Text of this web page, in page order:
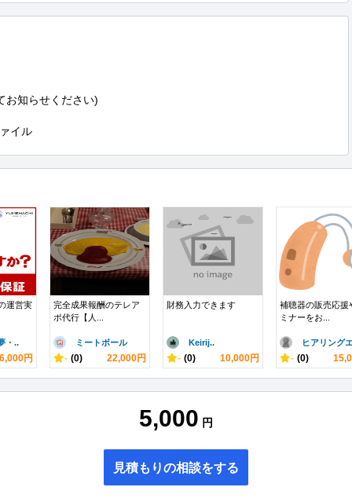
お知らせください)
イル
運営実
・..
円
完全成果報酬のテレア
ポ代行【人...
ミートボール
- (0) 22,000円
財務入力できます
Keirij..
- (0) 10,000円
補聴器の販売応援
ミナーをお...
ヒアリング
- (0)
5,000 円
見積もりの相談をする